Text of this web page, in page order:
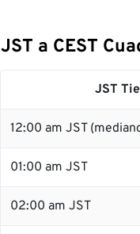
JST a CEST
JST
12:00 am JST
01:00 am JST
02:00 am JST